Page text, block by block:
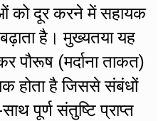
को दूर करने में सहायक
है। मुख्यतया यह
पौरूष (मर्दाना ताकत)
होता है जिससे संबंधों
पूर्ण संतुष्टि प्राप्त